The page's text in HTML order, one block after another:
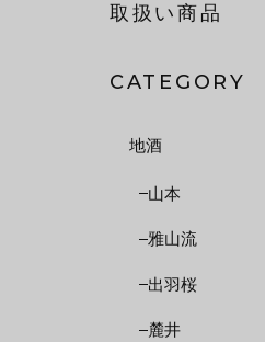
取扱い商品
CATEGORY
地酒
山本
雅山流
出羽桜
麓井